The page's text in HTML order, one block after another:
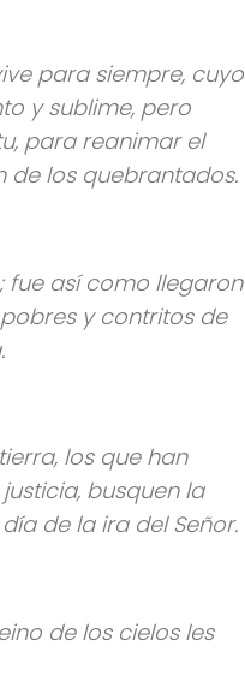
para siempre, cuyo
y sublime, pero
para reanimar el
de los quebrantados.
fue así como llegaron
y contritos de
los que han
busquen la
de la ira del Señor.
de los cielos les